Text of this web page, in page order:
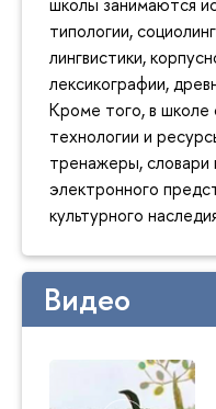
типологии,
лингвистики,
лексикографии,
Кроме того, в школе
технологии и
тренажеры, словари
электронного
культурного
Видео